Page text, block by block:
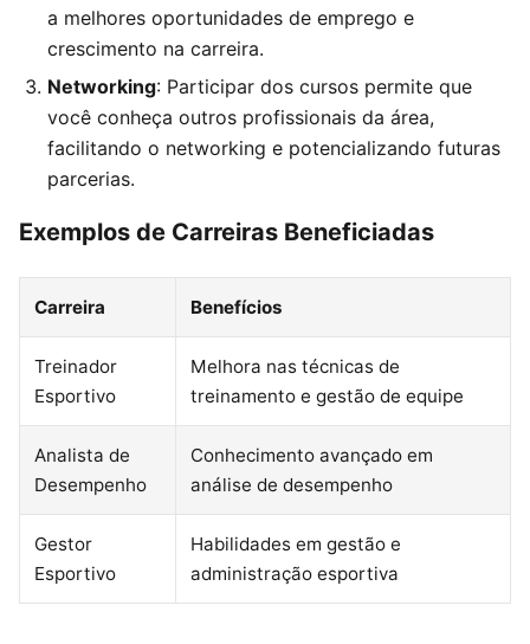
a melhores oportunidades de emprego e
crescimento na carreira.
Networking: Participar dos cursos permite que
você conheça outros profissionais da área,
facilitando o networking e potencializando futuras
parcerias.
Exemplos de Carreiras Beneficiadas
Carreira Benefícios
Treinador
Esportivo
Melhora nas técnicas de
treinamento e gestão de equipe
Analista de
Desempenho
Conhecimento avançado em
análise de desempenho
Gestor
Esportivo
Habilidades em gestão e
administração esportiva